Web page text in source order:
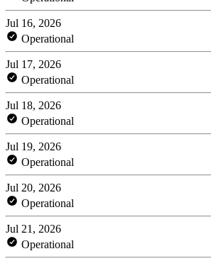
Jul 16, 2026
Operational
Jul 17, 2026
Operational
Jul 18, 2026
Operational
Jul 19, 2026
Operational
Jul 20, 2026
Operational
Jul 21, 2026
Operational